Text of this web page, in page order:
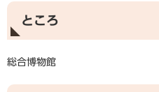
ところ
総合博物館